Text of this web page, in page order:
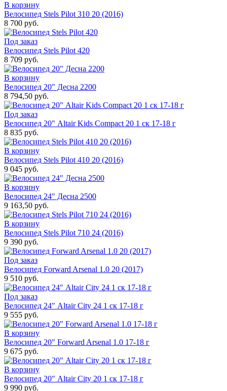
В корзину
Велосипед Stels Pilot 310 20 (2016)
8 700 руб.
Под заказ
Велосипед Stels Pilot 420
8 709 руб.
В корзину
Велосипед 20" Десна 2200
8 794,50 руб.
Под заказ
Велосипед 20" Altair Kids Compact 20 1 ск 17-18 г
8 835 руб.
В корзину
Велосипед Stels Pilot 410 20 (2016)
9 045 руб.
В корзину
Велосипед 24" Десна 2500
9 163,50 руб.
В корзину
Велосипед Stels Pilot 710 24 (2016)
9 390 руб.
Под заказ
Велосипед Forward Arsenal 1.0 20 (2017)
9 510 руб.
Под заказ
Велосипед 24" Altair City 24 1 ск 17-18 г
9 555 руб.
В корзину
Велосипед 20" Forward Arsenal 1.0 17-18 г
9 675 руб.
В корзину
Велосипед 20" Altair City 20 1 ск 17-18 г
9 990 руб.